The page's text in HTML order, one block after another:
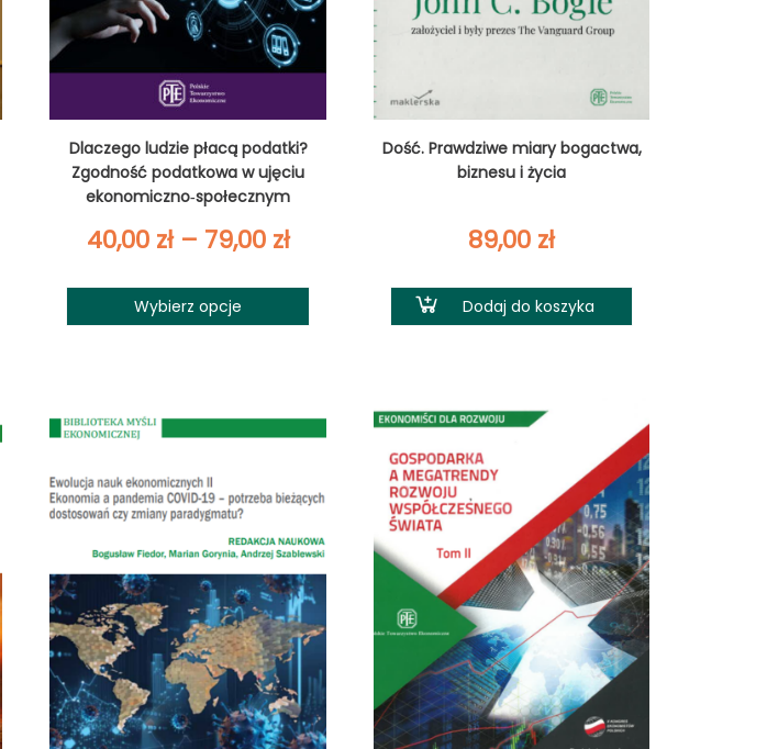
Dlaczego ludzie płacą podatki?
Zgodność podatkowa w ujęciu
ekonomiczno‑społecznym
40,00 zł – 79,00 złZakres
79,00 zł
Wybierz opcje
Dość. Prawdziwe miary bogactwa,
biznesu i życia
89,00 zł
Dodaj do koszyka